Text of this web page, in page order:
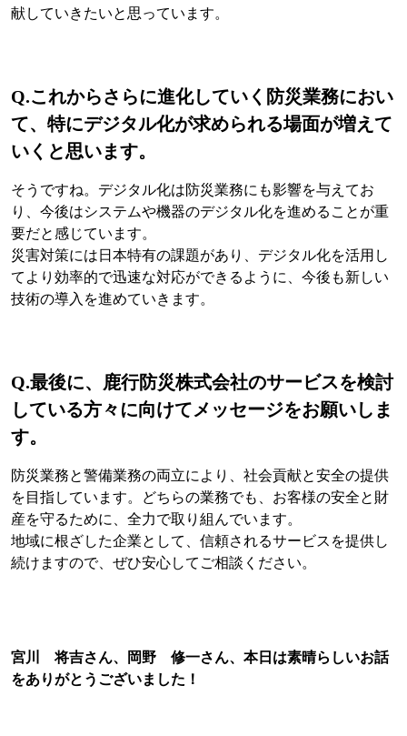
献していきたいと思っています。
Q.これからさらに進化していく防災業務におい
て、特にデジタル化が求められる場面が増えて
いくと思います。
そうですね。デジタル化は防災業務にも影響を与えてお
り、今後はシステムや機器のデジタル化を進めることが重
要だと感じています。
災害対策には日本特有の課題があり、デジタル化を活用し
てより効率的で迅速な対応ができるように、今後も新しい
技術の導入を進めていきます。
Q.最後に、鹿行防災株式会社のサービスを検討
している方々に向けてメッセージをお願いしま
す。
防災業務と警備業務の両立により、社会貢献と安全の提供
を目指しています。どちらの業務でも、お客様の安全と財
産を守るために、全力で取り組んでいます。
地域に根ざした企業として、信頼されるサービスを提供し
続けますので、ぜひ安心してご相談ください。
宮川 将吉さん、岡野 修一さん、本日は素晴らしいお話
をありがとうございました！